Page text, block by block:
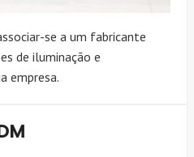
se a um fabricante
de iluminação e
empresa.